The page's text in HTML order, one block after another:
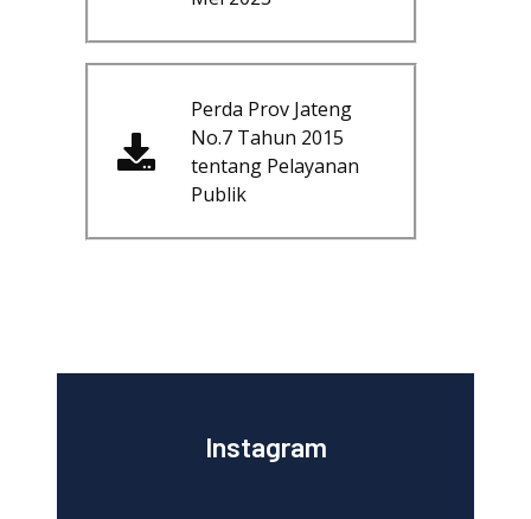
Perda Prov Jateng
No.7 Tahun 2015
tentang Pelayanan
Publik
Instagram